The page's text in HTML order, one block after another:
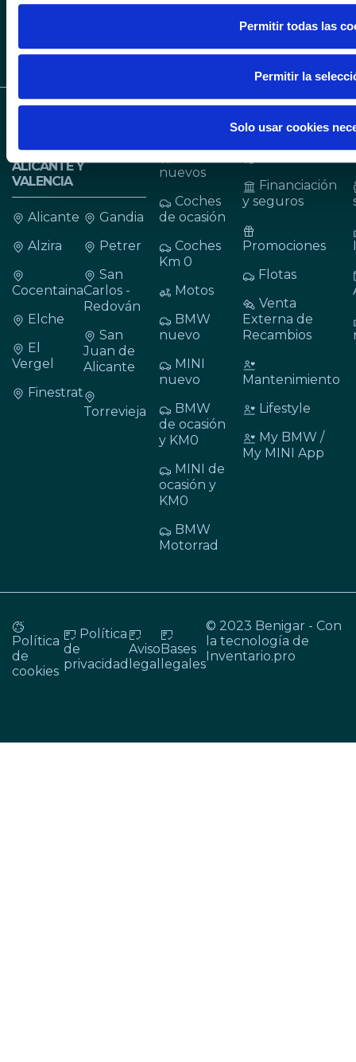
Permitir todas las
Permitir la
Solo usar cookies
MOTORRAD EN
ALICANTE Y
VALENCIA
Alicante
Alzira
Cocentaina
Elche
El
Vergel
Finestrat
Gandia
Petrer
San
Carlos -
Redován
San
Juan de
Alicante
Torrevieja
nuevos
Coches
de ocasión
Coches
Km 0
Motos
BMW
nuevo
MINI
nuevo
BMW
de ocasión
y KM0
MINI de
ocasión y
KM0
BMW
Motorrad
SERVICIOS
Financiación
y seguros
Promociones
Flotas
Venta
Externa de
Recambios
Mantenimiento
Lifestyle
My BMW /
My MINI App
Política
de
cookies
Política
de
privacidad
Aviso
legal
Bases
legales
© 2023 Benigar - Con
la tecnología de
Inventario.pro